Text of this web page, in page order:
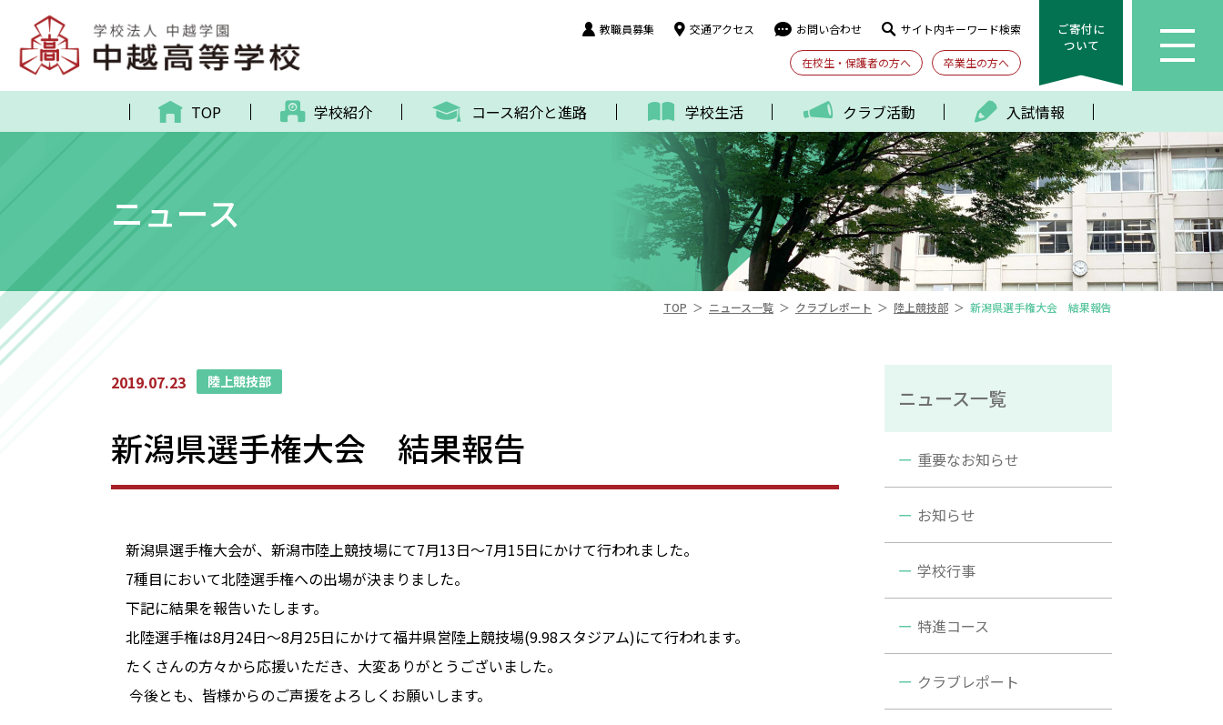
教職員募集 交通アクセス お問い合わせ サイト内キーワード検索
在校生・保護者の方へ 卒業生の方へ
ご寄付に
ついて
TOP 学校紹介 コース紹介と進路 学校生活 クラブ活動 入試情報
ニュース
TOP ＞ ニュース一覧 ＞ クラブレポート ＞ 陸上競技部 ＞ 新潟県選手権大会 結果報告
2019.07.23 陸上競技部
新潟県選手権大会 結果報告
新潟県選手権大会が、新潟市陸上競技場にて7月13日～7月15日にかけて行われました。
7種目において北陸選手権への出場が決まりました。
下記に結果を報告いたします。
北陸選手権は8月24日～8月25日にかけて福井県営陸上競技場(9.98スタジアム)にて行われます。
たくさんの方々から応援いただき、大変ありがとうございました。
今後とも、皆様からのご声援をよろしくお願いします。
ニュース一覧
重要なお知らせ
お知らせ
学校行事
特進コース
クラブレポート